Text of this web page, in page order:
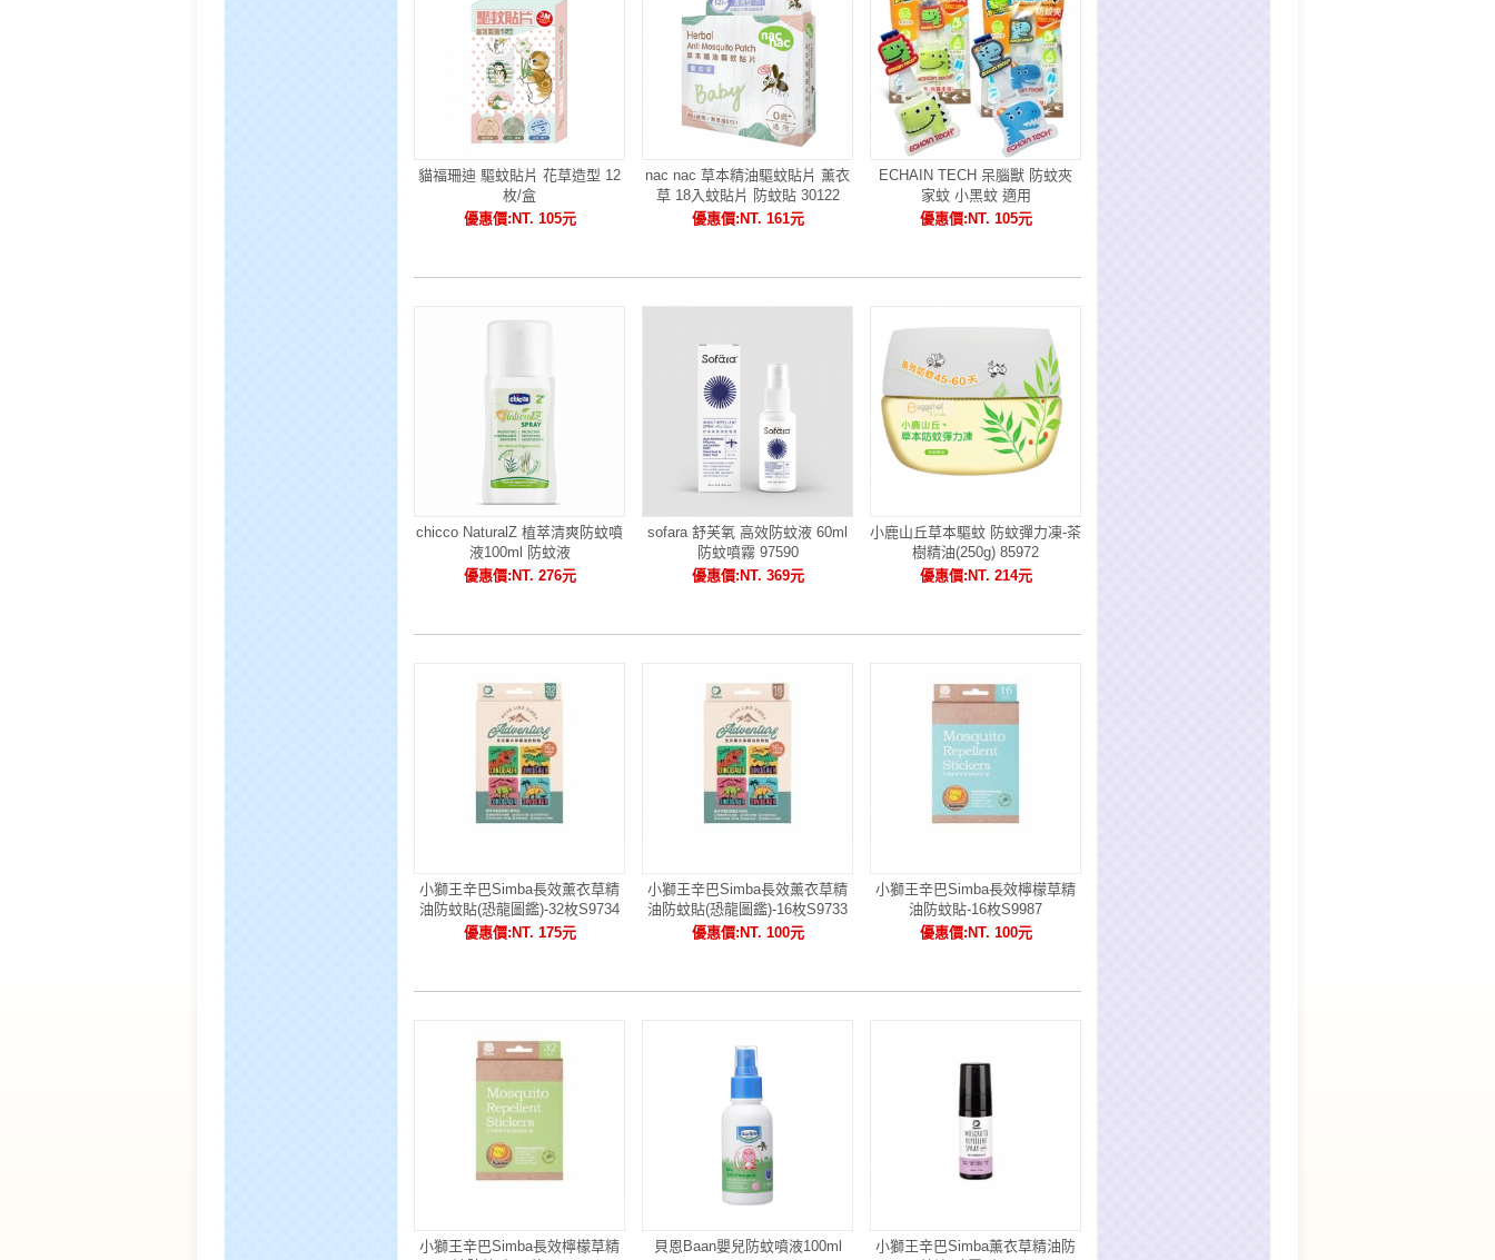
貓福珊迪 驅蚊貼片 花草造型 12
枚/盒
優惠價:NT. 105元
nac nac 草本精油驅蚊貼片 薰衣
草 18入蚊貼片 防蚊貼 30122
優惠價:NT. 161元
ECHAIN TECH 呆腦獸 防蚊夾
家蚊 小黑蚊 適用
優惠價:NT. 105元
chicco NaturalZ 植萃清爽防蚊噴
液100ml 防蚊液
優惠價:NT. 276元
sofara 舒芙氧 高效防蚊液 60ml
防蚊噴霧 97590
優惠價:NT. 369元
小鹿山丘草本驅蚊 防蚊彈力凍-茶
樹精油(250g) 85972
優惠價:NT. 214元
小獅王辛巴Simba長效薰衣草精
油防蚊貼(恐龍圖鑑)-32枚S9734
優惠價:NT. 175元
小獅王辛巴Simba長效薰衣草精
油防蚊貼(恐龍圖鑑)-16枚S9733
優惠價:NT. 100元
小獅王辛巴Simba長效檸檬草精
油防蚊貼-16枚S9987
優惠價:NT. 100元
小獅王辛巴Simba長效檸檬草精
貝恩Baan嬰兒防蚊噴液100ml
小獅王辛巴Simba薰衣草精油防